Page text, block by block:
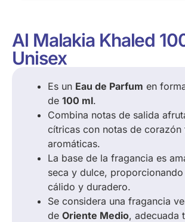
Al Malakia Khaled
Unisex
Es un Eau de Parfum en
de 100 ml.
Combina notas de salida
cítricas con notas de corazón
aromáticas.
La base de la fragancia es
seca y dulce, proporcionando
cálido y duradero.
Se considera una fragancia
de Oriente Medio, adecuada